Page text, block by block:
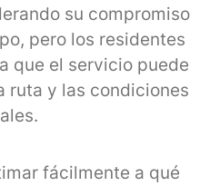
su compromiso
pero los residentes
que el servicio puede
ruta y las condiciones
fácilmente a qué